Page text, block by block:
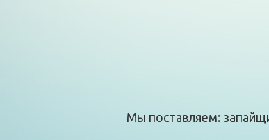
Мы поставляем: